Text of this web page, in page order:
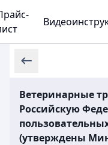
Ветеринарные
Российскую
(утверждены